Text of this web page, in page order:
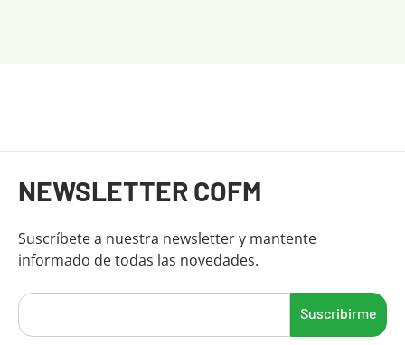
NEWSLETTER COFM
Suscríbete a nuestra newsletter y mantente
informado de todas las novedades.